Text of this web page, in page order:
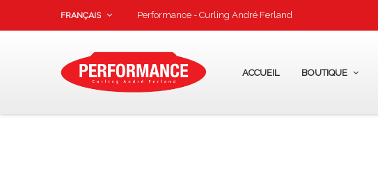
FRANÇAIS Performance - Curling André Ferland
ACCUEIL BOUTIQUE